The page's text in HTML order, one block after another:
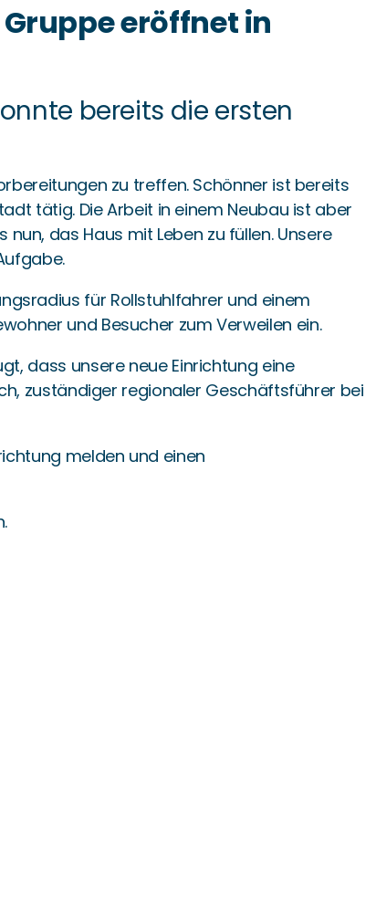
eröffnet in
bereits die ersten
zu treffen. Schönner ist bereits
tätig. Die Arbeit in einem Neubau ist aber
das Haus mit Leben zu füllen. Unsere
für Rollstuhlfahrer und einem
und Besucher zum Verweilen ein.
dass unsere neue Einrichtung eine
zuständiger regionaler Geschäftsführer bei
melden und einen